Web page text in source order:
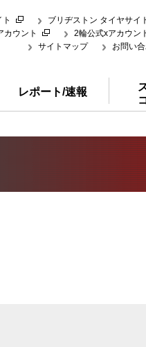
ブリヂストン タイヤサイ
カウント
2輪公式xアカウン
サイトマップ
お問い
レポート/速報